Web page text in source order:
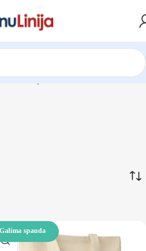
Puslapis 5
Galima spauda